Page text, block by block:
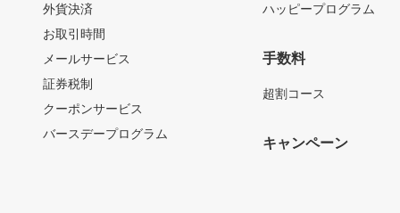
外貨決済
お取引時間
メールサービス
証券税制
クーポンサービス
バースデープログラム
ハッピープログラム
手数料
超割コース
キャンペーン